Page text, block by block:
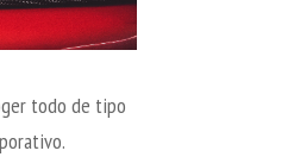
todo de tipo